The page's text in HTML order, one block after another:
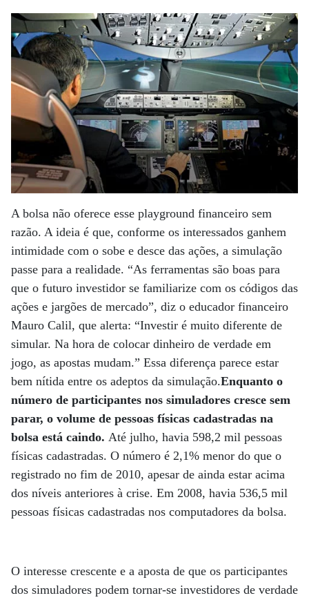
A bolsa não oferece esse playground financeiro sem
razão. A ideia é que, conforme os interessados ganhem
intimidade com o sobe e desce das ações, a simulação
passe para a realidade. “As ferramentas são boas para
que o futuro investidor se familiarize com os códigos das
ações e jargões de mercado”, diz o educador financeiro
Mauro Calil, que alerta: “Investir é muito diferente de
simular. Na hora de colocar dinheiro de verdade em
jogo, as apostas mudam.” Essa diferença parece estar
bem nítida entre os adeptos da simulação.Enquanto o
número de participantes nos simuladores cresce sem
parar, o volume de pessoas físicas cadastradas na
bolsa está caindo. Até julho, havia 598,2 mil pessoas
físicas cadastradas. O número é 2,1% menor do que o
registrado no fim de 2010, apesar de ainda estar acima
dos níveis anteriores à crise. Em 2008, havia 536,5 mil
pessoas físicas cadastradas nos computadores da bolsa.
O interesse crescente e a aposta de que os participantes
dos simuladores podem tornar-se investidores de verdade